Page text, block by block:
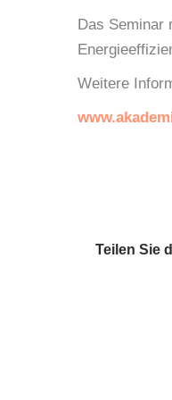
Das Seminar
Weitere
Teilen Sie